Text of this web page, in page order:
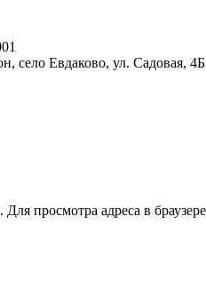
село Евдаково, ул. Садовая, 4Б